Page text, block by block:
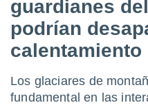
ha
por
para
la
que se
a este
las
guardianes
podrían
calentamiento
Los glaciares de
fundamental en las